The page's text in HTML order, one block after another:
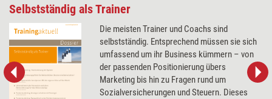
Selbstständig als Trainer
Die meisten Trainer und Coachs sind
selbstständig. Entsprechend müssen sie sich
umfassend um ihr Business kümmern – von
der passenden Positionierung übers
Marketing bis hin zu Fragen rund um
Sozialversicherungen und Steuern. Dieses